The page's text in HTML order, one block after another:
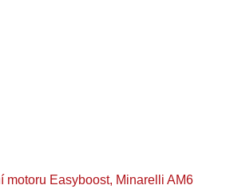
motoru Easyboost, Minarelli AM6